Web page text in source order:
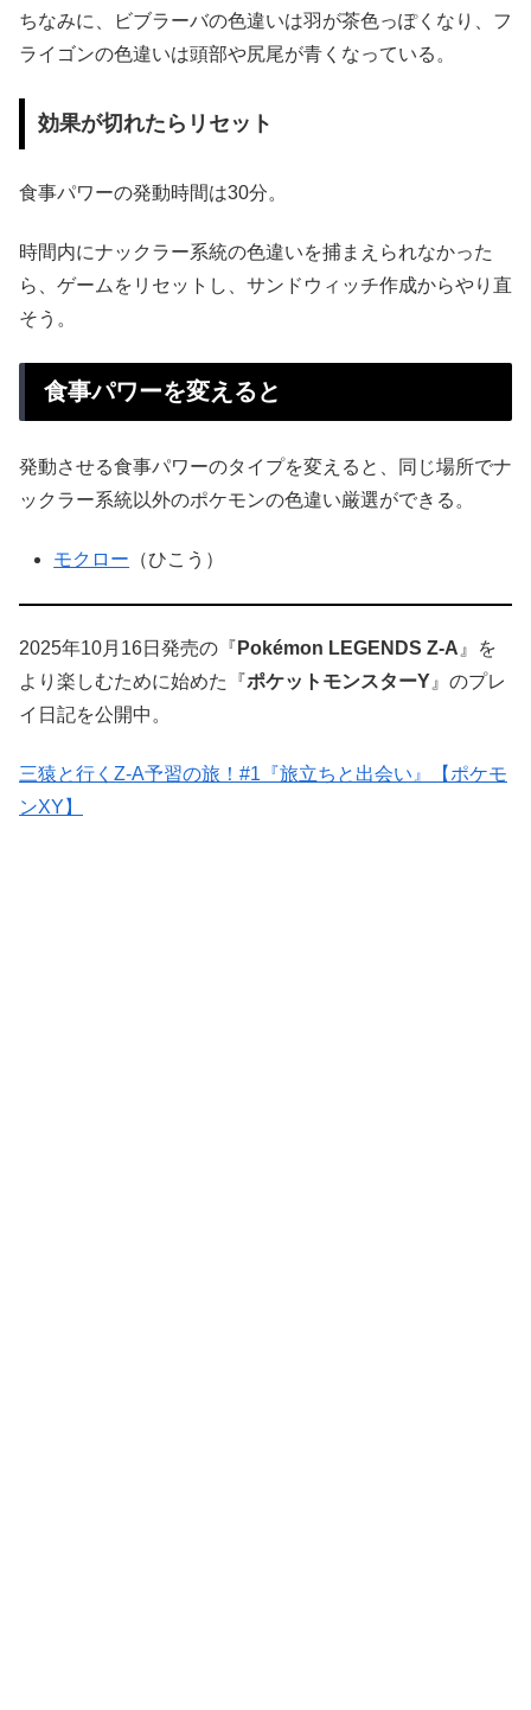
ちなみに、ビブラーバの色違いは羽が茶色っぽくなり、フ
ライゴンの色違いは頭部や尻尾が青くなっている。
効果が切れたらリセット
食事パワーの発動時間は30分。
時間内にナックラー系統の色違いを捕まえられなかった
ら、ゲームをリセットし、サンドウィッチ作成からやり直
そう。
食事パワーを変えると
発動させる食事パワーのタイプを変えると、同じ場所でナ
ックラー系統以外のポケモンの色違い厳選ができる。
モクロー （ひこう）
2025年10月16日発売の『 Pokémon LEGENDS Z-A 』を
より楽しむために始めた『ポケットモンスターY 』のプレ
イ日記を公開中。
三猿と行くZ-A予習の旅！#1『旅立ちと出会い』【ポケモ
ンXY】